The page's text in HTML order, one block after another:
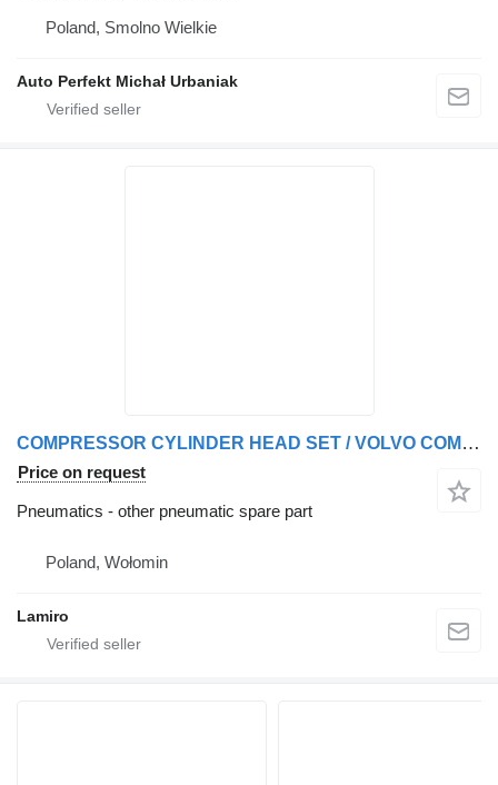
Poland, Smolno Wielkie
Auto Perfekt Michał Urbaniak
COMPRESSOR CYLINDER HEAD SET / VOLVO COMPRESSOR CYLINDER HEAD SET other pneumatic spare part for Renault / VOLVO truck
Price on request
Pneumatics - other pneumatic spare part
Poland, Wołomin
Lamiro